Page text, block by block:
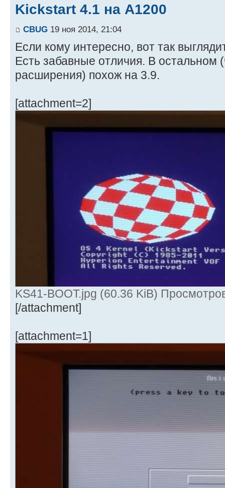
Kickstart 4.1 на А1200
CBUG 19 ноя 2014, 21:04
Если кому интересно, вот так
Есть забавные отличия. В остальном
расширения) похож на 3.9.
[attachment=2]
KS41-BOOT.jpg (60.36 KiB)
[/attachment]
[attachment=1]